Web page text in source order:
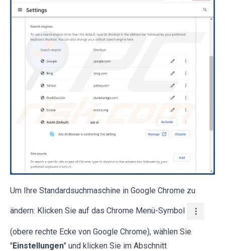
Um Ihre Standardsuchmaschine in Google Chrome zu
ändern: Klicken Sie auf das Chrome Menü-Symbol
(obere rechte Ecke von Google Chrome), wählen Sie
"Einstellungen" und klicken Sie im Abschnitt